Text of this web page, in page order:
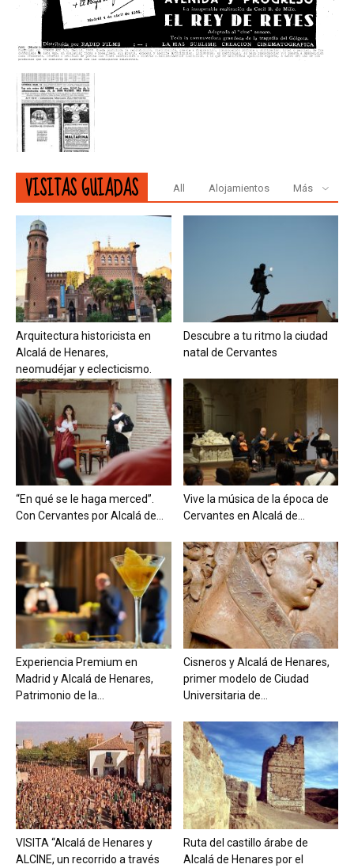
VISITAS GUIADAS All Alojamientos Más
Arquitectura historicista en
Alcalá de Henares,
neomudéjar y eclecticismo.
Descubre a tu ritmo la ciudad
natal de Cervantes
“En qué se le haga merced”.
Con Cervantes por Alcalá de...
Vive la música de la época de
Cervantes en Alcalá de...
Experiencia Premium en
Madrid y Alcalá de Henares,
Patrimonio de la...
Cisneros y Alcalá de Henares,
primer modelo de Ciudad
Universitaria de...
VISITA “Alcalá de Henares y
ALCINE, un recorrido a través
Ruta del castillo árabe de
Alcalá de Henares por el